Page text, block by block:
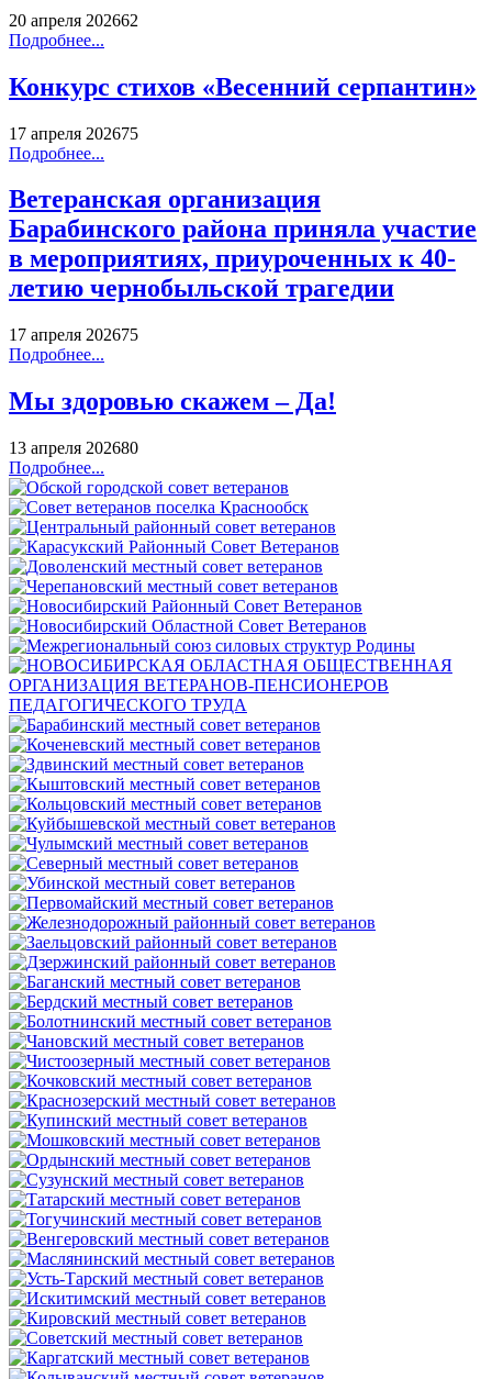
20 апреля 202662
Подробнее...
Конкурс стихов «Весенний серпантин»
17 апреля 202675
Подробнее...
Ветеранская организация
Барабинского района приняла участие
в мероприятиях, приуроченных к 40-
летию чернобыльской трагедии
17 апреля 202675
Подробнее...
Мы здоровью скажем – Да!
13 апреля 202680
Подробнее...